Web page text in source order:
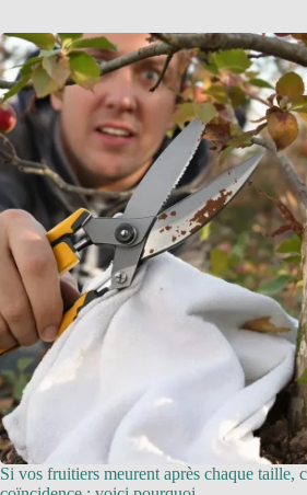
Si vos fruitiers meurent après chaque taille,